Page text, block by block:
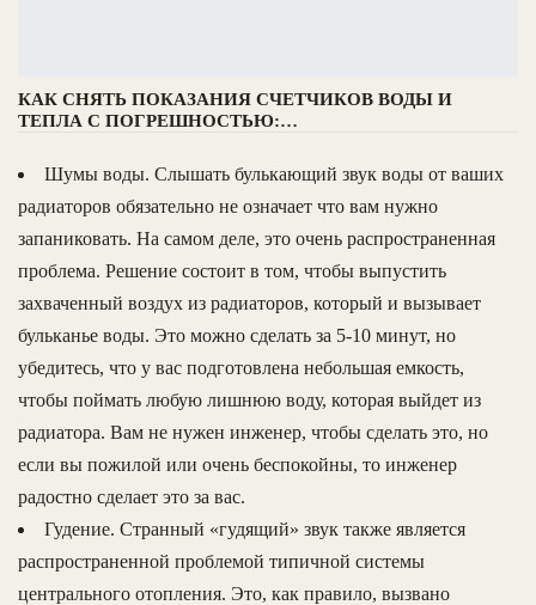
КАК СНЯТЬ ПОКАЗАНИЯ СЧЕТЧИКОВ ВОДЫ И
ТЕПЛА С ПОГРЕШНОСТЬЮ:…
Шумы воды. Слышать булькающий звук воды от ваших
радиаторов обязательно не означает что вам нужно
запаниковать. На самом деле, это очень распространенная
проблема. Решение состоит в том, чтобы выпустить
захваченный воздух из радиаторов, который и вызывает
бульканье воды. Это можно сделать за 5-10 минут, но
убедитесь, что у вас подготовлена небольшая емкость,
чтобы поймать любую лишнюю воду, которая выйдет из
радиатора. Вам не нужен инженер, чтобы сделать это, но
если вы пожилой или очень беспокойны, то инженер
радостно сделает это за вас.
Гудение. Странный «гудящий» звук также является
распространенной проблемой типичной системы
центрального отопления. Это, как правило, вызвано